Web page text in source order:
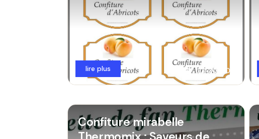
Juil 30, 2026
lire plus
Confiture mirabelle